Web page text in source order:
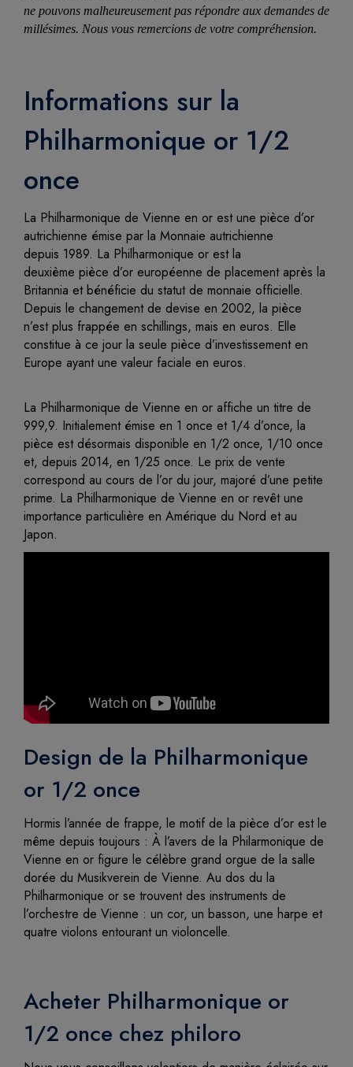
ne pouvons malheureusement pas répondre aux demandes de
millésimes. Nous vous remercions de votre compréhension.
Informations sur la
Philharmonique or 1/2
once
La Philharmonique de Vienne en or est une pièce d’or
autrichienne émise par la Monnaie autrichienne
depuis 1989. La Philharmonique or est la
deuxième pièce d’or européenne de placement après la
Britannia et bénéficie du statut de monnaie officielle.
Depuis le changement de devise en 2002, la pièce
n’est plus frappée en schillings, mais en euros. Elle
constitue à ce jour la seule pièce d’investissement en
Europe ayant une valeur faciale en euros.
La Philharmonique de Vienne en or affiche un titre de
999,9. Initialement émise en 1 once et 1/4 d’once, la
pièce est désormais disponible en 1/2 once, 1/10 once
et, depuis 2014, en 1/25 once. Le prix de vente
correspond au cours de l’or du jour, majoré d’une petite
prime. La Philharmonique de Vienne en or revêt une
importance particulière en Amérique du Nord et au
Japon.
Design de la Philharmonique
or 1/2 once
Hormis l’année de frappe, le motif de la pièce d’or est le
même depuis toujours : À l’avers de la Philarmonique de
Vienne en or figure le célèbre grand orgue de la salle
dorée du Musikverein de Vienne. Au dos du la
Philharmonique or se trouvent des instruments de
l’orchestre de Vienne : un cor, un basson, une harpe et
quatre violons entourant un violoncelle.
Acheter Philharmonique or
1/2 once chez philoro